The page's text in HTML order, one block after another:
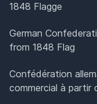
1848 Flagge
German
from 1848 Flag
Confédération
commercial à partir